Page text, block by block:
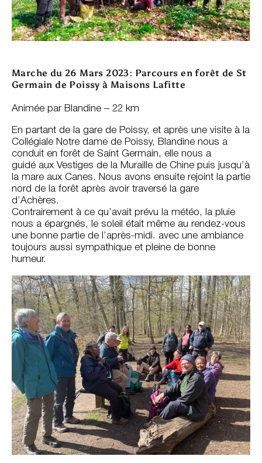
Marche du 26 Mars 2023: Parcours en forêt de St
Germain de Poissy à Maisons Lafitte
Animée par Blandine – 22 km
En partant de la gare de Poissy, et après une visite à la
Collégiale Notre dame de Poissy, Blandine nous a
conduit en forêt de Saint Germain, elle nous a
guidé aux Vestiges de la Muraille de Chine puis jusqu’à
la mare aux Canes. Nous avons ensuite rejoint la partie
nord de la forêt après avoir traversé la gare
d’Achères.
Contrairement à ce qu’avait prévu la météo, la pluie
nous a épargnés, le soleil était même au rendez-vous
une bonne partie de l’après-midi. avec une ambiance
toujours aussi sympathique et pleine de bonne
humeur.